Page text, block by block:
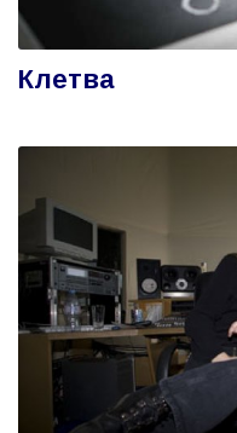
Клетва